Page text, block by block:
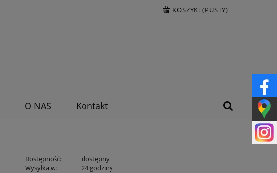
KOSZYK: (PUSTY)
O NAS Kontakt
Dostępność:
dostępny
Wysyłka w:
24 godziny